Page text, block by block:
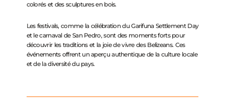
colorés et des sculptures en bois.
Les festivals, comme la célébration du Garifuna Settlement Day
et le carnaval de San Pedro, sont des moments forts pour
découvrir les traditions et la joie de vivre des Belizeans. Ces
événements offrent un aperçu authentique de la culture locale
et de la diversité du pays.